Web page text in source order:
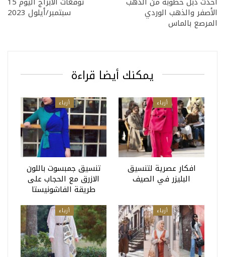
الأصفر والذهب الوردي
المرصع بالماس
سبتمبر/أيلول 2023
يمكنك أيضا قراءة
أزياء
افكار عصرية لتنسيق
البليزر في الصيف
أزياء
تنسيق جمبسوت باللون
الازرق مع الحجاب على
طريقة الفاشونيستا
أزياء أزياء